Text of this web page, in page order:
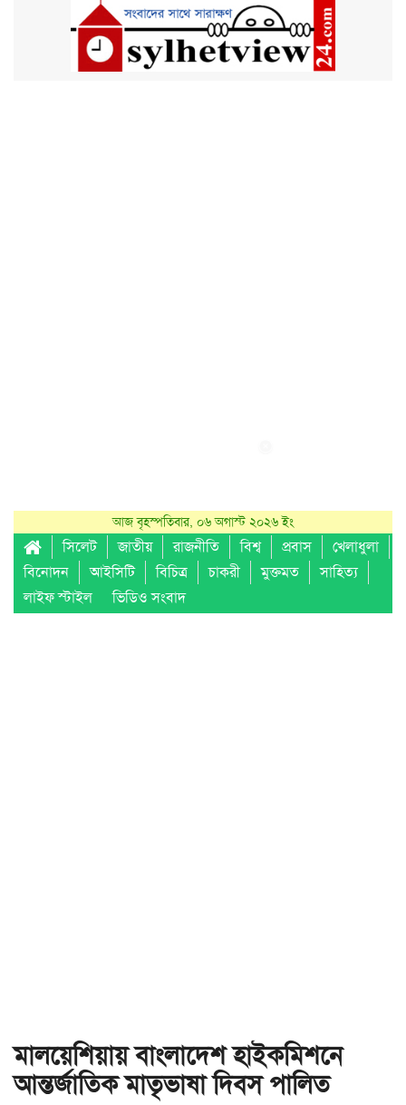
আজ বৃহস্পতিবার, ০৬ অগাস্ট ২০২৬ ইং
সিলেট জাতীয় রাজনীতি বিশ্ব প্রবাস
খেলাধুলা
বিনোদন
আইসিটি বিচিত্র চাকরী মুক্তমত
সাহিত্য
লাইফ স্টাইল
ভিডিও সংবাদ
মালয়েশিয়ায় বাংলাদেশ হাইকমিশনে
আন্তর্জাতিক মাতৃভাষা দিবস পালিত